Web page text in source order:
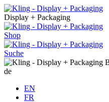
Display + Packaging
Shop
Suche
de
EN
FR